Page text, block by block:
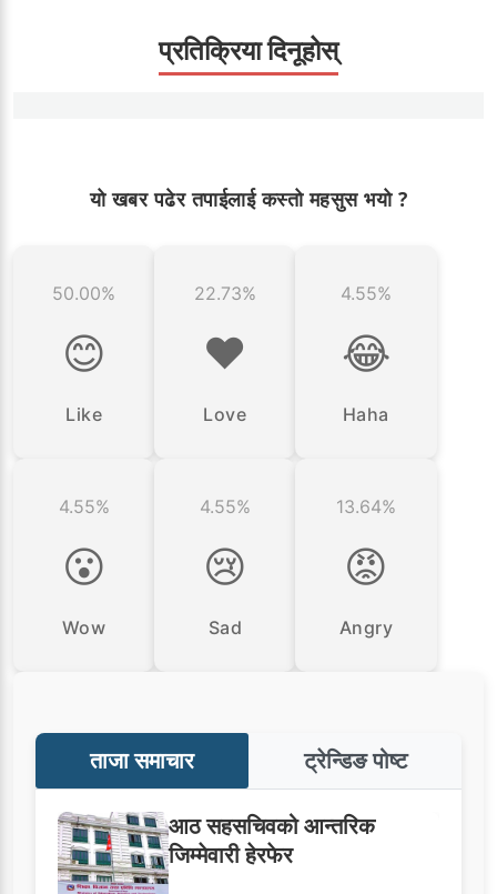
प्रतिक्रिया दिनूहोस्
यो खबर पढेर तपाईलाई कस्तो महसुस भयो ?
50.00%
😊
Like
22.73%
❤️
Love
4.55%
😂
Haha
4.55%
😮
Wow
4.55%
😢
Sad
13.64%
😡
Angry
ताजा समाचार ट्रेन्डिङ पोष्ट
आठ सहसचिवको आन्तरिक
जिम्मेवारी हेरफेर